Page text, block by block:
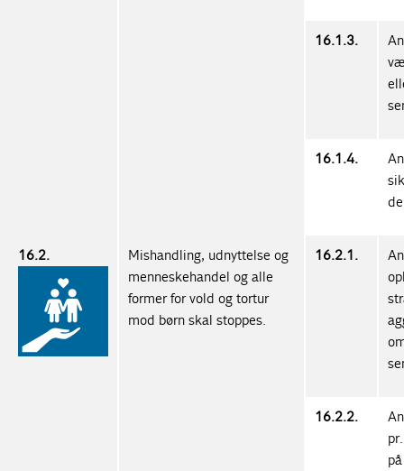
16.1.3.
16.1.4.
16.2.
Mishandling, udnyttelse og
menneskehandel og alle
former for vold og tortur
mod børn skal stoppes.
16.2.1.
16.2.2.